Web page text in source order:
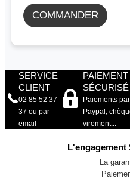
COMMANDER
SERVICE
CLIENT
02 85 52 37
37 ou par
email
PAIEMENT
SÉCURISÉ
Paiements
Paypal,
virement...
L'engagement
La